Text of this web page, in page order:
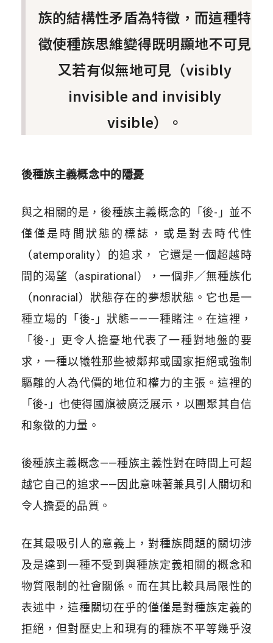
族的結構性矛盾為特徵，而這種特
徵使種族思維變得既明顯地不可見
又若有似無地可見（visibly
invisible and invisibly
visible）。
後種族主義概念中的隱憂
與之相關的是，後種族主義概念的「後-」並不
僅僅是時間狀態的標誌，或是對去時代性
（atemporality）的追求， 它還是一個超越時
間的渴望（aspirational），一個非╱無種族化
（nonracial）狀態存在的夢想狀態。它也是一
種立場的「後-」狀態——一種賭注。在這裡，
「後-」更令人擔憂地代表了一種對地盤的要
求，一種以犧牲那些被鄰邦或國家拒絕或強制
驅離的人為代價的地位和權力的主張。這裡的
「後-」也使得國旗被廣泛展示，以團聚其自信
和象徵的力量。
後種族主義概念——種族主義性對在時間上可超
越它自己的追求——因此意味著兼具引人關切和
令人擔憂的品質。
在其最吸引人的意義上，對種族問題的關切涉
及是達到一種不受到與種族定義相關的概念和
物質限制的社會關係。而在其比較具局限性的
表述中，這種關切在乎的僅僅是對種族定義的
拒絕，但對歷史上和現有的種族不平等幾乎沒